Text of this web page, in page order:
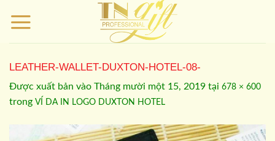
qua
LEATHER-WALLET-DUXTON-HOTEL-08-
Được xuất bản vào Tháng mười một 15, 2019 tại 678 × 600
trong VÍ DA IN LOGO DUXTON HOTEL